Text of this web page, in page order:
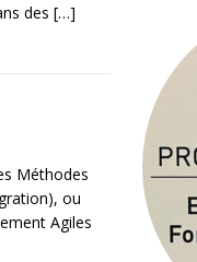
des […]
Méthodes
ou
Agiles